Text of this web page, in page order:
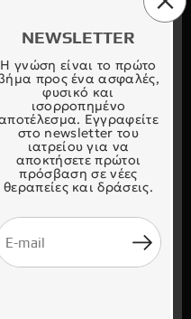
NEWSLETTER
Η γνώση είναι το πρώτο
προς ένα ασφαλές,
φυσικό και
ισορροπημένο
Εγγραφείτε
στο newsletter του
ιατρείου για να
αποκτήσετε πρώτοι
πρόσβαση σε νέες
θεραπείες και δράσεις.
/ ΠΡΙΝ & ΜΕΤΑ